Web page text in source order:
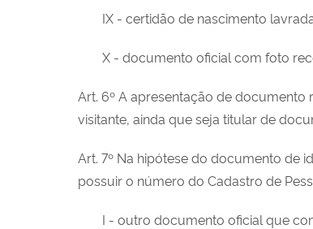
IX - certidão de nascimento
X - documento oficial com foto
Art. 6º A apresentação de
visitante, ainda que seja titular de
Art. 7º Na hipótese do documento de
possuir o número do Cadastro de
I - outro documento oficial que